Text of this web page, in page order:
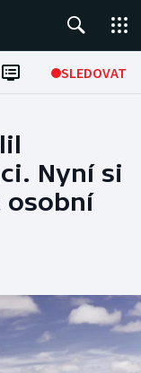
SLEDOVAT
Nyní si
osobní